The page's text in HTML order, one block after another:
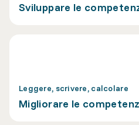
Sviluppare le
Leggere, scrivere, calcolare
Migliorare le